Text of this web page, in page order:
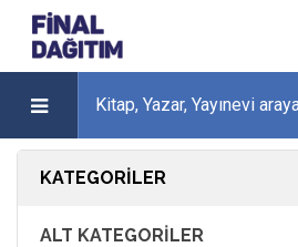
KATEGORILER
ALT KATEGORILER